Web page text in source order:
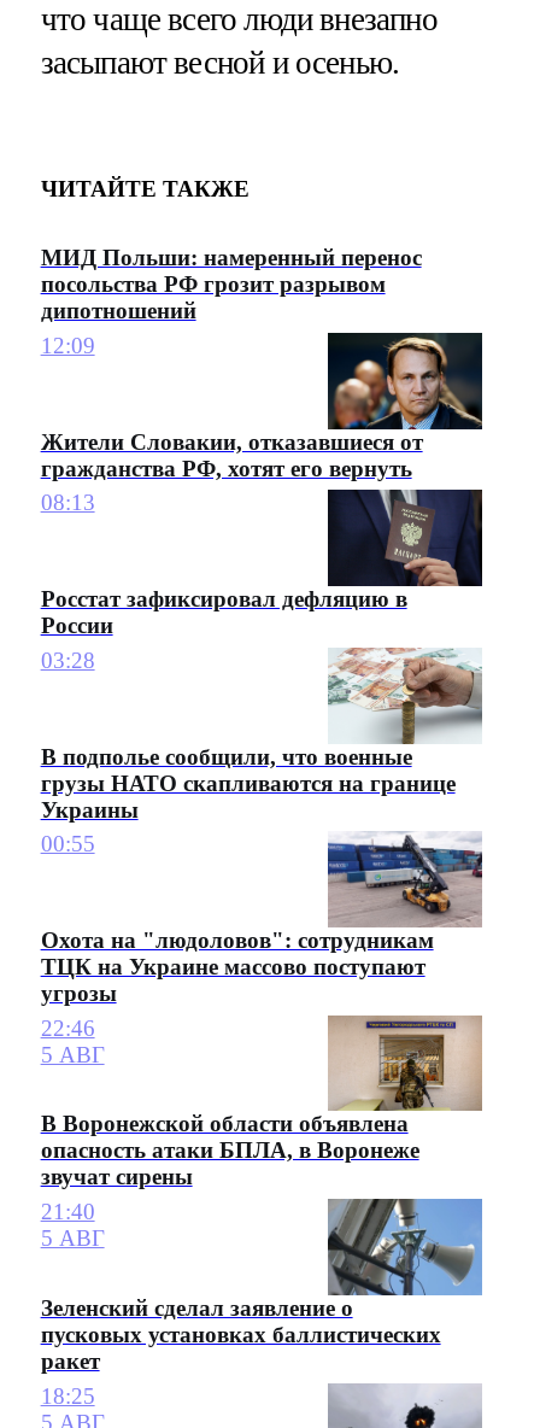
что чаще всего люди внезапно
засыпают весной и осенью.
ЧИТАЙТЕ ТАКЖЕ
МИД Польши: намеренный перенос
посольства РФ грозит разрывом
дипотношений
12:09
Жители Словакии, отказавшиеся от
гражданства РФ, хотят его вернуть
08:13
Росстат зафиксировал дефляцию в
России
03:28
В подполье сообщили, что военные
грузы НАТО скапливаются на границе
Украины
00:55
Охота на "людоловов": сотрудникам
ТЦК на Украине массово поступают
угрозы
22:46
5 АВГ
В Воронежской области объявлена
опасность атаки БПЛА, в Воронеже
звучат сирены
21:40
5 АВГ
Зеленский сделал заявление о
пусковых установках баллистических
ракет
18:25
5 АВГ